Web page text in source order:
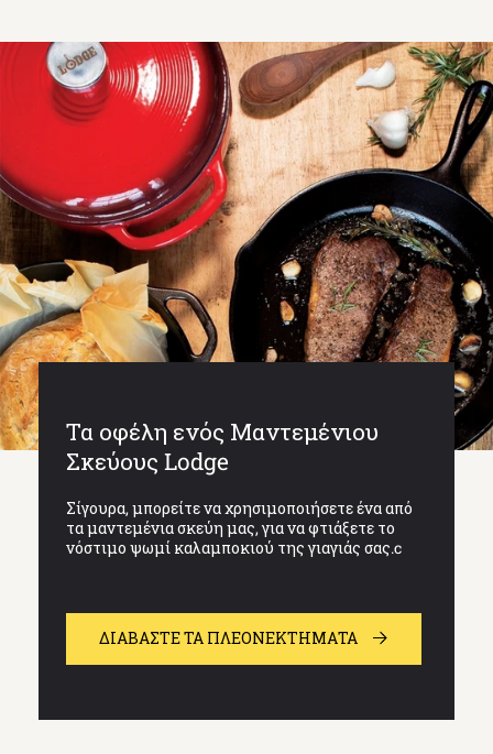
Τα οφέλη ενός Μαντεμένιου
Σκεύους Lodge
Σίγουρα, μπορείτε να χρησιμοποιήσετε ένα από
τα μαντεμένια σκεύη μας, για να φτιάξετε το
νόστιμο ψωμί καλαμποκιού της γιαγιάς σας.c
ΔΙΑΒΆΣΤΕ ΤΑ ΠΛΕΟΝΕΚΤΗΜΑΤΑ